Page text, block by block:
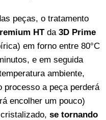
peças, o tratamento
HTda 3D Prime
em forno entre 80°C
e em seguida
ambiente,
a peça perderá
encolher um pouco)
se tornando